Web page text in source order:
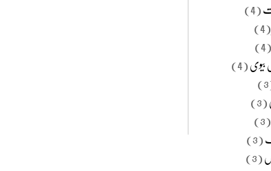
(4)
(4)
(4)
(3)
(3)
(3)